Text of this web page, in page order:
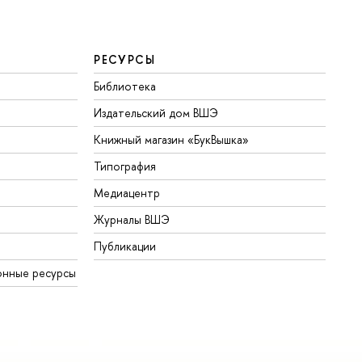
ресурсы
РЕСУРСЫ
Библиотека
Издательский дом ВШЭ
Книжный магазин «БукВышка»
Типография
Медиацентр
Журналы ВШЭ
Публикации